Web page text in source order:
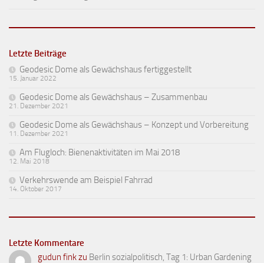
Letzte Beiträge
Geodesic Dome als Gewächshaus fertiggestellt
15. Januar 2022
Geodesic Dome als Gewächshaus – Zusammenbau
21. Dezember 2021
Geodesic Dome als Gewächshaus – Konzept und Vorbereitung
11. Dezember 2021
Am Flugloch: Bienenaktivitäten im Mai 2018
12. Mai 2018
Verkehrswende am Beispiel Fahrrad
14. Oktober 2017
Letzte Kommentare
gudun finkzu Berlin sozialpolitisch, Tag 1: Urban Gardening